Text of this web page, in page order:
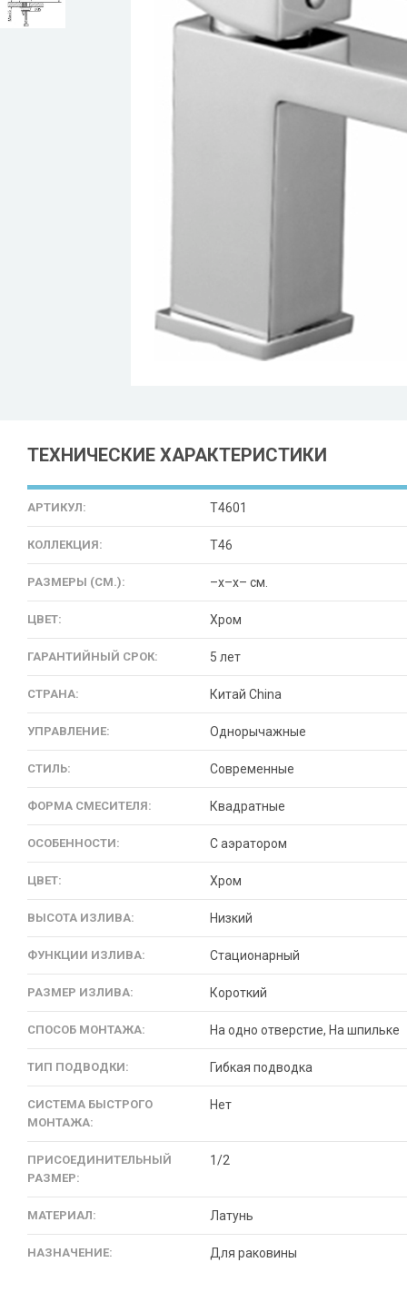
ТЕХНИЧЕСКИЕ ХАРАКТЕРИСТИКИ
АРТИКУЛ: T4601
КОЛЛЕКЦИЯ: T46
РАЗМЕРЫ (СМ.): –x–x– см.
ЦВЕТ: Хром
ГАРАНТИЙНЫЙ СРОК: 5 лет
СТРАНА: Китай China
УПРАВЛЕНИЕ: Однорычажные
СТИЛЬ: Современные
ФОРМА СМЕСИТЕЛЯ: Квадратные
ОСОБЕННОСТИ: С аэратором
ЦВЕТ: Хром
ВЫСОТА ИЗЛИВА: Низкий
ФУНКЦИИ ИЗЛИВА: Стационарный
РАЗМЕР ИЗЛИВА: Короткий
СПОСОБ МОНТАЖА: На одно отверстие, На шпильке
ТИП ПОДВОДКИ: Гибкая подводка
СИСТЕМА БЫСТРОГО
МОНТАЖА:
Нет
ПРИСОЕДИНИТЕЛЬНЫЙ
РАЗМЕР:
1/2
МАТЕРИАЛ: Латунь
НАЗНАЧЕНИЕ: Для раковины